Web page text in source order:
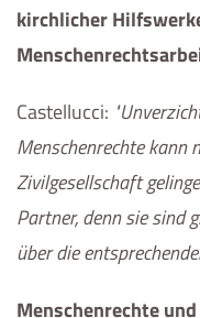
kirchlicher
Castellucci:
Menschenrechte kann
Zivilgesellschaft
Partner, denn sie sind
über die
Menschenrechte